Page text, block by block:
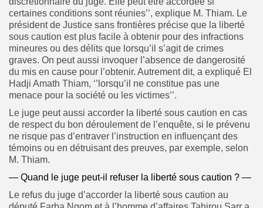
certaines conditions sont réunies’’, explique M. Thiam. Le
président de Justice sans frontières précise que la liberté
sous caution est plus facile à obtenir pour des infractions
mineures ou des délits que lorsqu’il s’agit de crimes
graves. On peut aussi invoquer l’absence de dangerosité
du mis en cause pour l’obtenir. Autrement dit, a expliqué El
Hadji Amath Thiam, ‘’lorsqu’il ne constitue pas une
menace pour la société ou les victimes’’.
Le juge peut aussi accorder la liberté sous caution en cas
de respect du bon déroulement de l’enquête, si le prévenu
ne risque pas d’entraver l’instruction en influençant des
témoins ou en détruisant des preuves, par exemple, selon
M. Thiam.
— Quand le juge peut-il refuser la liberté sous caution ? —
Le refus du juge d’accorder la liberté sous caution au